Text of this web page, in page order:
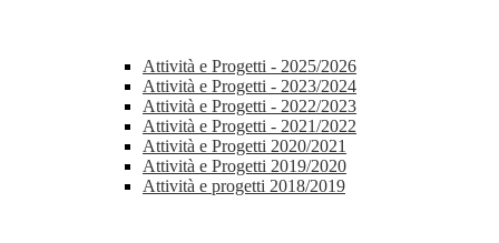
Attività e Progetti - 2025/2026
Attività e Progetti - 2023/2024
Attività e Progetti - 2022/2023
Attività e Progetti - 2021/2022
Attività e Progetti 2020/2021
Attività e Progetti 2019/2020
Attività e progetti 2018/2019